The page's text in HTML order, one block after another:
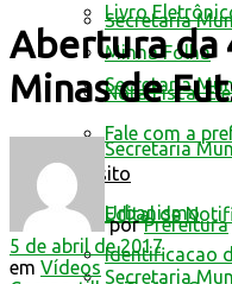
Livro
Minha Folha
Nota Fiscal
Fale com a
Trânsito
Edital de
Identificacao
Secretaria
Secretaria
Secretaria
Urbanismo
Secretaria
Abertura da
Minas de
por Prefeitura
5 de abril de 2017
em Vídeos